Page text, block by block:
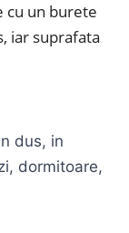
cu un burete
iar suprafata
dus, in
dormitoare,